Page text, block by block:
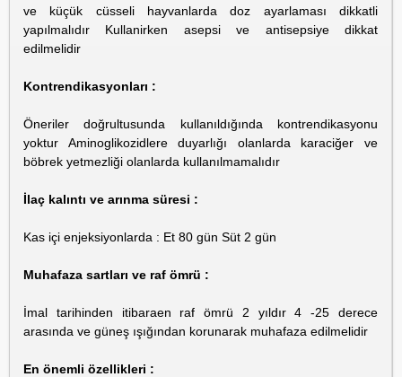
ve küçük cüsseli hayvanlarda doz ayarlaması dikkatli
yapılmalıdır Kullanirken asepsi ve antisepsiye dikkat
edilmelidir
Kontrendikasyonları :
Öneriler doğrultusunda kullanıldığında kontrendikasyonu
yoktur Aminoglikozidlere duyarlığı olanlarda karaciğer ve
böbrek yetmezliği olanlarda kullanılmamalıdır
İlaç kalıntı ve arınma süresi :
Kas içi enjeksiyonlarda : Et 80 gün Süt 2 gün
Muhafaza sartları ve raf ömrü :
İmal tarihinden itibaraen raf ömrü 2 yıldır 4 -25 derece
arasında ve güneş ışığından korunarak muhafaza edilmelidir
En önemli özellikleri :